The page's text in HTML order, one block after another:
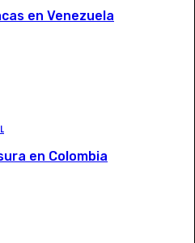
en Venezuela
en Colombia